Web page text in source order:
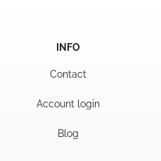
INFO
Contact
Account login
Blog